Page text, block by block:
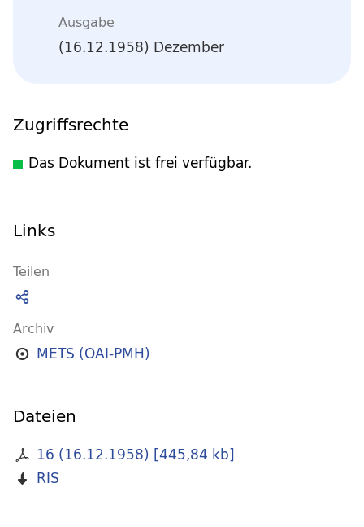
Ausgabe
(16.12.1958) Dezember
Zugriffsrechte
Das Dokument ist frei verfügbar.
Links
Teilen
Archiv
METS (OAI-PMH)
Dateien
16 (16.12.1958) [445,84 kb]
RIS